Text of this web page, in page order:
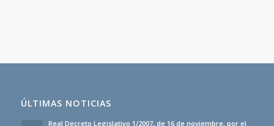
ÚLTIMAS NOTICIAS
Real Decreto Legislativo 1/2007, de 16 de noviembre, por el